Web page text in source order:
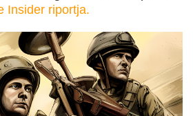
Insider riportja.